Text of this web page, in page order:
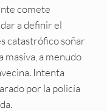
comete
a definir el
catastrófico soñar
masiva, a menudo
Intenta
por la policía